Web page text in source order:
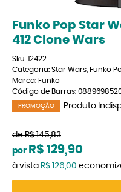
Funko Pop Star
412 Clone Wars
Sku: 12422
Categoria: Star Wars Funko
Marca: Funko
Código de Barras:
PROMOÇÃO Produto
de R$ 145,83
por R$ 129,90
à vista R$ 126,00